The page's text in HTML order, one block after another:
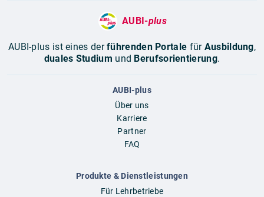
AUBI-plus
AUBI-plus ist eines derführenden Portale für Ausbildung,
duales Studium und Berufsorientierung.
AUBI-plus
Über uns
Karriere
Partner
FAQ
Produkte & Dienstleistungen
Für Lehrbetriebe